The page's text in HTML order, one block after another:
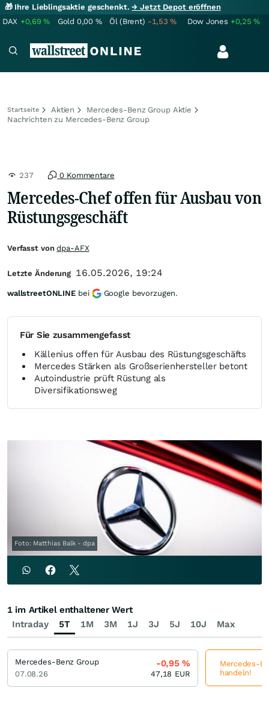
🎁 Ihre Lieblingsaktie geschenkt.→ Jetzt Depot eröffnen
DAX +0,69% Gold 0,00 % Öl (Brent) -1,53% Dow Jones +0,25%
Startseite Aktien
Mercedes-Benz Group Aktie
Nachrichten zu Mercedes-Benz Group
237 0 Kommentare
Mercedes-Chef offen für Ausbau von
Rüstungsgeschäft
Für Sie zusammengefasst
Källenius offen für Ausbau des Rüstungsgeschäfts
Mercedes Stärken als Großserienhersteller betont
Autoindustrie prüft Rüstung als
Diversifikationsweg
Foto: Matthias Balk - dpa
Verfasst vondpa-AFX
Letzte Änderung 16.05.2026, 19:24
wallstreetONLINE bei Google bevorzugen.
Intraday 5T 1M 3M 1J 3J 5J 10J Max
1 im Artikel enthaltener Wert
Mercedes-Benz Group
07.08.26
-0,95%
47,18 EUR
Mercedes-
handeln!